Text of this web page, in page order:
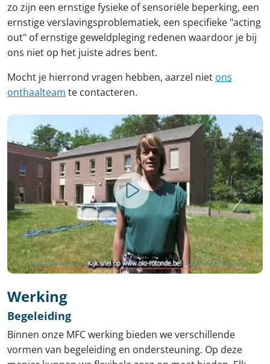
zo zijn een ernstige fysieke of sensoriële beperking, een
ernstige verslavingsproblematiek, een specifieke "acting
out" of ernstige geweldpleging redenen waardoor je bij
ons niet op het juiste adres bent.
Mocht je hierrond vragen hebben, aarzel niet ons
onthaalteam te contacteren.
Werking
Begeleiding
Binnen onze MFC werking bieden we verschillende
vormen van begeleiding en ondersteuning. Op deze